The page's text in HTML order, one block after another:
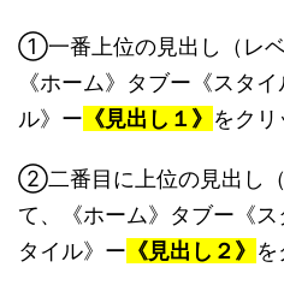
①一番上位の見出し（レベ
《ホーム》タブー《スタ
ル》ー 《見出し１》 をクリ
②二番目に上位の見出し
て、《ホーム》タブー《
タイル》ー 《見出し２》 を